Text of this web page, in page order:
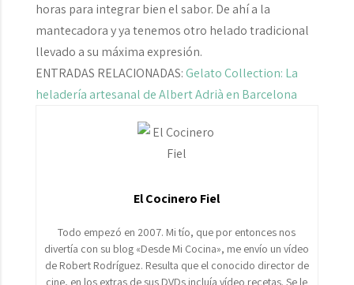
horas para integrar bien el sabor. De ahí a la
mantecadora y ya tenemos otro helado tradicional
llevado a su máxima expresión.
ENTRADAS RELACIONADAS:Gelato Collection: La
heladería artesanal de Albert Adrià en Barcelona
El Cocinero Fiel
Todo empezó en 2007. Mi tío, que por entonces nos
divertía con su blog «Desde Mi Cocina», me envío un vídeo
de Robert Rodríguez. Resulta que el conocido director de
cine, en los extras de sus DVDs incluía vídeo recetas. Se le